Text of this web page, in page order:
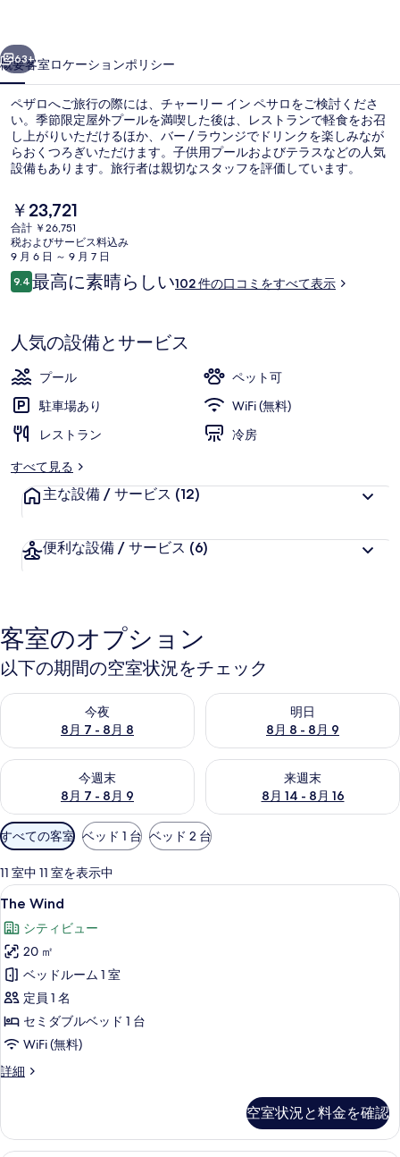
ペ
サ
ロ
の
写
真
ギ
ャ
ラ
ー
63+
概要客室ロケーションポリシー
ペザロへご旅行の際には、チャーリー イン ペサロをご検討くださ
い。季節限定屋外プールを満喫した後は、レストランで軽食をお召
し上がりいただけるほか、バー / ラウンジでドリンクを楽しみなが
らおくつろぎいただけます。子供用プールおよびテラスなどの人気
設備もあります。旅行者は親切なスタッフを評価しています。
現
在
の
料
金
は
す
￥23,721
合計 ￥26,751
税およびサービス料込み
9 月 6 日 ～ 9 月 7 日
口
コ
9.410段階中9.4
最高に素晴らしい102 件の口コミをすべて表示
人気の設備とサービス
プール
ペット可
駐車場あり
WiFi (無料)
レストラン
冷房
すべて見る
主な設備 / サービス (12)
便利な設備 / サービス (6)
客室のオプション
以下の期間の空室状況をチェック
今夜
8月 7 - 8月 8
今夜 8月 7 - 8月 8 の空室状況をチェック
明日
8月 8 - 8月 9
明日 8月 8 - 8月 9 の空室状況
今週末
8月 7 - 8月 9
今週末 8月 7 - 8月 9 の空室状況をチェック
来週末
8月 14 - 8月 16
来週末 8月 14 - 8月 16 の空室
利
用
可
能
な
客
室
の
絞
り
込
み
条
すべての客室 ベッド 1 台 ベッド 2 台
11 室中 11 室を表示中
The
Wind
の
す
べ
て
の
写
真
示
The Wind | セーフティボックス (室
2
The Wind
シティビュー
20 ㎡
ベッドルーム 1 室
定員 1 名
セミダブルベッド 1 台
WiFi (無料)
詳細
The
細
空室状況と料金を確認